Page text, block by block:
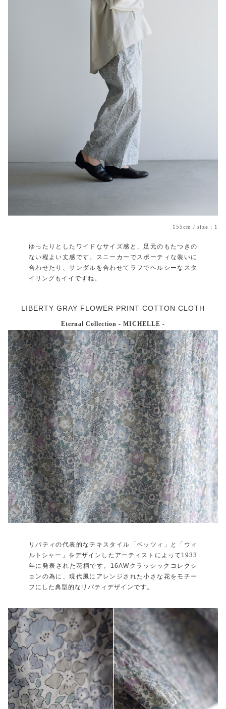
155cm / size：1
ゆったりとしたワイドなサイズ感と、足元のもたつきの
ない程よい丈感です。スニーカーでスポーティな装いに
合わせたり、サンダルを合わせてラフでヘルシーなスタ
イリングもイイですね。
LIBERTY GRAY FLOWER PRINT COTTON CLOTH
Eternal Collection - MICHELLE -
リバティの代表的なテキスタイル「ベッツィ」と「ウィ
ルトシャー」をデザインしたアーティストによって1933
年に発表された花柄です。16AWクラッシックコレクシ
ョンの為に、現代風にアレンジされた小さな花をモチー
フにした典型的なリバティデザインです。